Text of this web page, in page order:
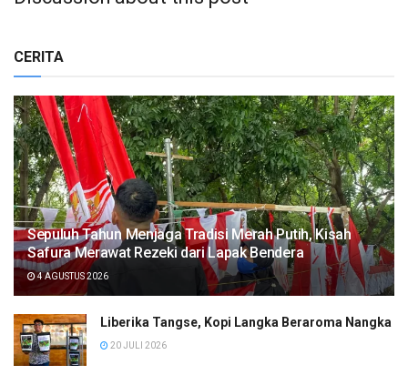
CERITA
Sepuluh Tahun Menjaga Tradisi Merah Putih, Kisah
Safura Merawat Rezeki dari Lapak Bendera
4 AGUSTUS 2026
Liberika Tangse, Kopi Langka Beraroma Nangka
20 JULI 2026